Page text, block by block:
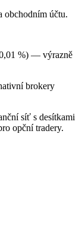
obchodním účtu.
%) — výrazně
brokery
síť s desítkami
opční tradery.